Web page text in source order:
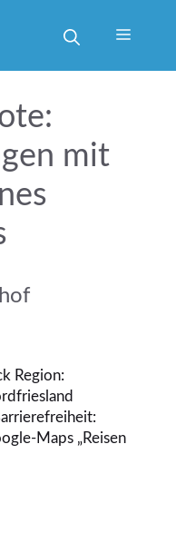
Menü
mit
Region:
Maps „Reisen